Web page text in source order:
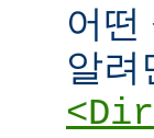
어떤
알려